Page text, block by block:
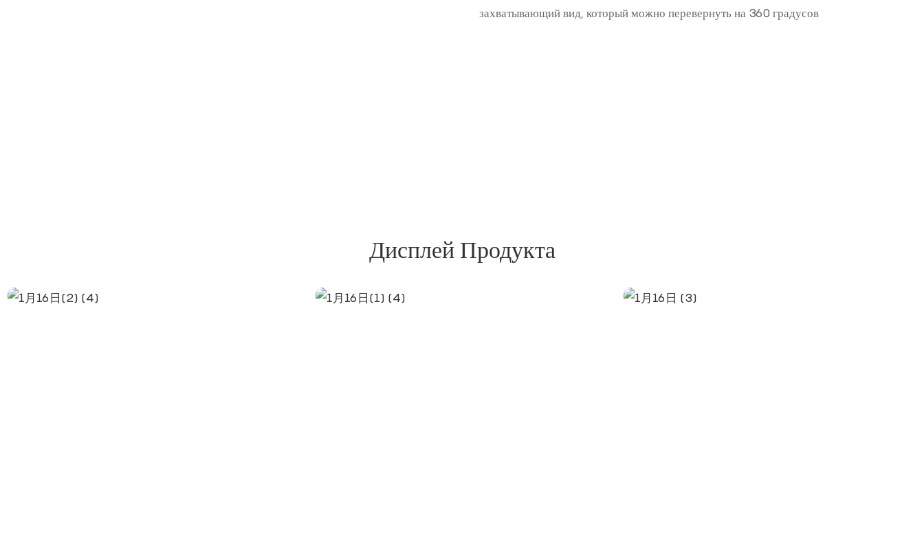
захватывающий вид, который можно перевернуть на 360 градусов
Дисплей Продукта